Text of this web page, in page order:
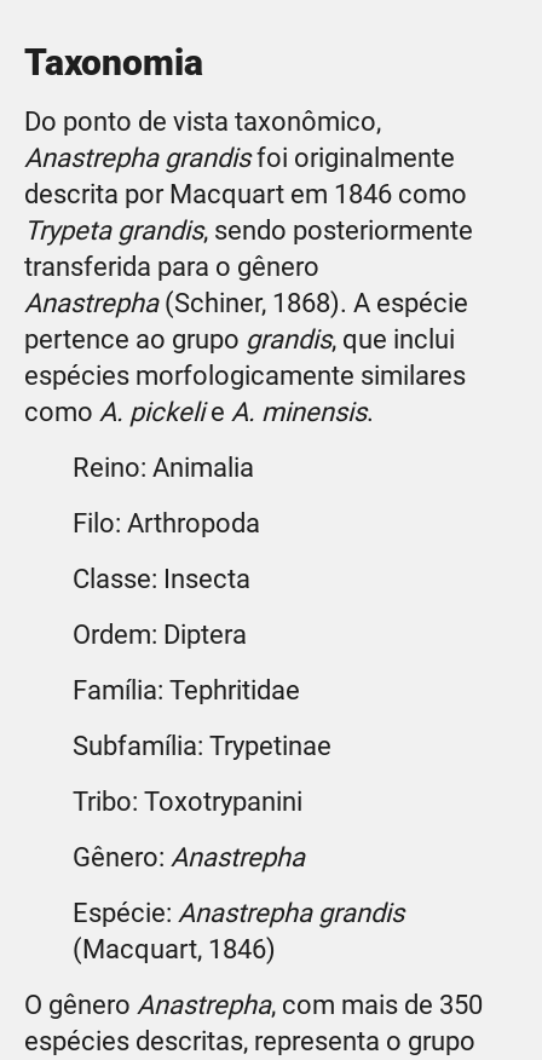
Taxonomia
Do ponto de vista taxonômico,
Anastrepha grandisfoi originalmente
descrita por Macquart em 1846 como
Trypeta grandis, sendo posteriormente
transferida para o gênero
Anastrepha(Schiner, 1868). A espécie
pertence ao grupo grandis, que inclui
espécies morfologicamente similares
como A. pickelie A. minensis.
Reino: Animalia
Filo: Arthropoda
Classe: Insecta
Ordem: Diptera
Família: Tephritidae
Subfamília: Trypetinae
Tribo: Toxotrypanini
Gênero: Anastrepha
Espécie: Anastrepha grandis
(Macquart, 1846)
O gênero Anastrepha, com mais de 350
espécies descritas, representa o grupo